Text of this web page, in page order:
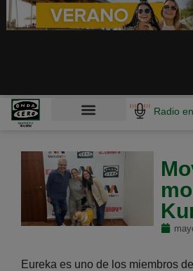
Radio
Eureka es uno de los miembros